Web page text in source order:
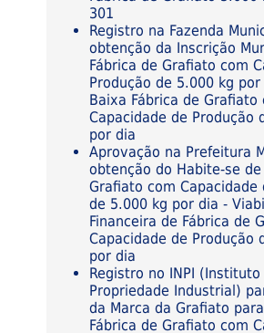
301
Registro na Fazenda
obtenção da Inscrição
Fábrica de Grafiato com
Produção de 5.000 kg
Baixa Fábrica de Grafiato
Capacidade de Produção
por dia
Aprovação na Prefeitura
obtenção do Habite-se de
Grafiato com Capacidade
de 5.000 kg por dia -
Financeira de Fábrica de
Capacidade de Produção
por dia
Registro no INPI
Propriedade Industrial)
da Marca da Grafiato
Fábrica de Grafiato com